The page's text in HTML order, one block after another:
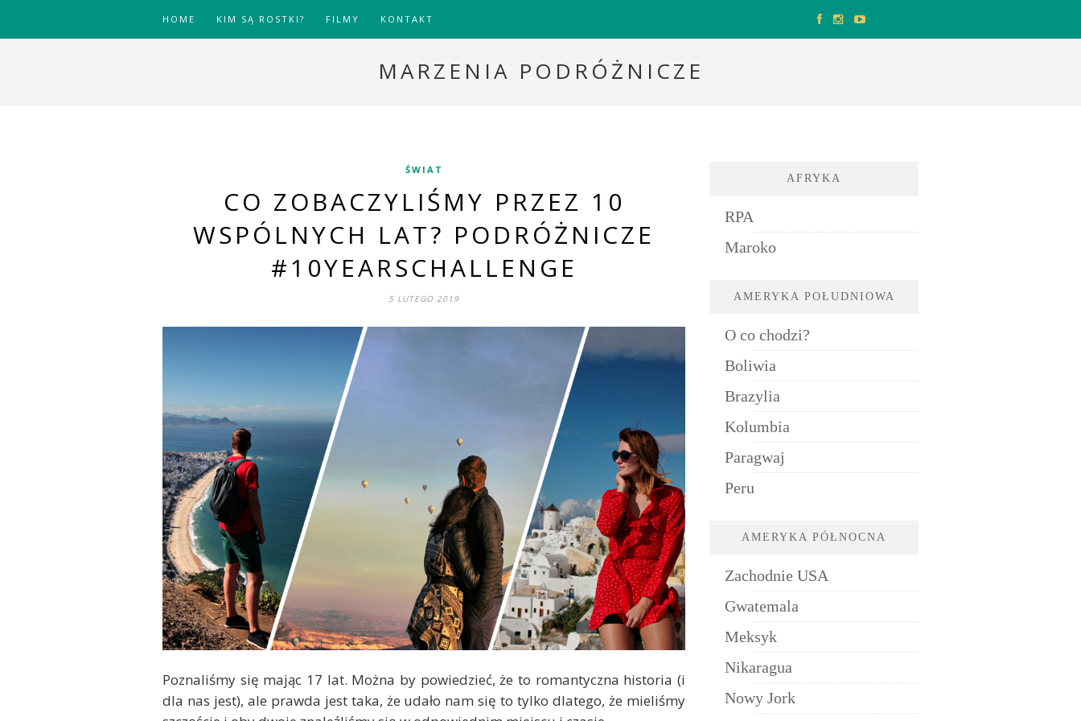
HOME KIM SĄ ROSTKI? FILMY KONTAKT
MARZENIA PODRÓŻNICZE
ŚWIAT
CO ZOBACZYLIŚMY PRZEZ 10
WSPÓLNYCH LAT? PODRÓŻNICZE
#10YEARSCHALLENGE
5 LUTEGO 2019
Poznaliśmy się mając 17 lat. Można by powiedzieć, że to romantyczna historia (i
dla nas jest), ale prawda jest taka, że udało nam się to tylko dlatego, że mieliśmy
AFRYKA
RPA
Maroko
AMERYKA POŁUDNIOWA
O co chodzi?
Boliwia
Brazylia
Kolumbia
Paragwaj
Peru
AMERYKA PÓŁNOCNA
Zachodnie USA
Gwatemala
Meksyk
Nikaragua
Nowy Jork